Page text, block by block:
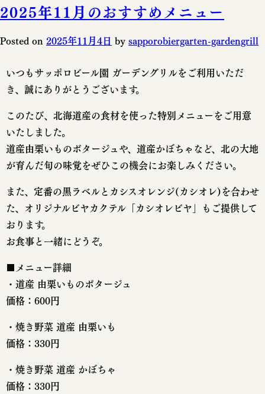
2025年11月のおすすめメニュー
Posted on 2025年11月4日 by sapporobiergarten-gardengrill
いつもサッポロビール園 ガーデングリルをご利用いただ
き、誠にありがとうございます。
このたび、北海道産の食材を使った特別メニューをご用意
いたしました。
道産由栗いものボタージュや、道産かぼちゃなど、北の大地
が育んだ旬の味覚をぜひこの機会にお楽しみください。
また、定番の黒ラベルとカシスオレンジ(カシオレ)を合わせ
た、オリジナルビヤカクテル「カシオレビヤ」もご提供して
おります。
お食事と一緒にどうぞ。
■メニュー詳細
・道産 由栗いものボタージュ
価格：600円
・焼き野菜 道産 由栗いも
価格：330円
・焼き野菜 道産 かぼちゃ
価格：330円